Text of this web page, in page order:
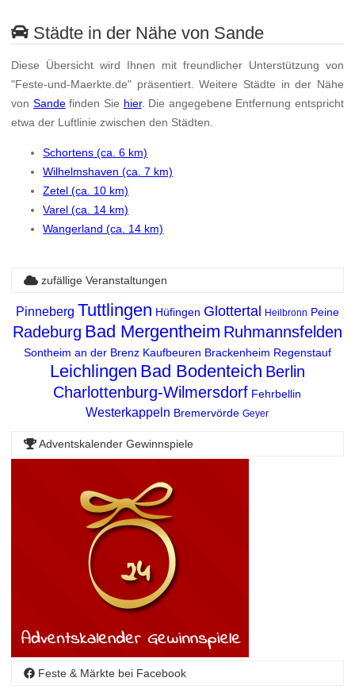
Städte in der Nähe von Sande
Diese Übersicht wird Ihnen mit freundlicher Unterstützung von
"Feste-und-Maerkte.de" präsentiert. Weitere Städte in der Nähe
von Sandefinden Sie hier. Die angegebene Entfernung entspricht
etwa der Luftlinie zwischen den Städten.
Schortens (ca. 6 km)
Wilhelmshaven (ca. 7 km)
Zetel (ca. 10 km)
Varel (ca. 14 km)
Wangerland (ca. 14 km)
zufällige Veranstaltungen
Pinneberg Tuttlingen Hüfingen Glottertal Heilbronn Peine
Radeburg Bad Mergentheim Ruhmannsfelden
Sontheim an der Brenz Kaufbeuren Brackenheim Regenstauf
Leichlingen Bad Bodenteich Berlin
Charlottenburg-Wilmersdorf Fehrbellin
Westerkappeln Bremervörde Geyer
Adventskalender Gewinnspiele
Feste & Märkte bei Facebook